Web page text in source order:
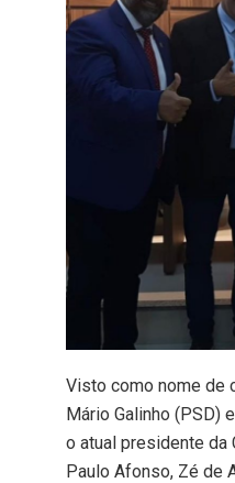
Visto como nome de
Mário Galinho (PSD)
o atual presidente da
Paulo Afonso, Zé de